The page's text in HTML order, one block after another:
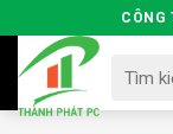
to
content
CÔNG
for: